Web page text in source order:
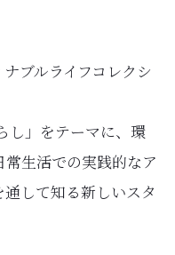
ブルライフコレクシ
し」をテーマに、環
生活での実践的なア
して知る新しいスタ